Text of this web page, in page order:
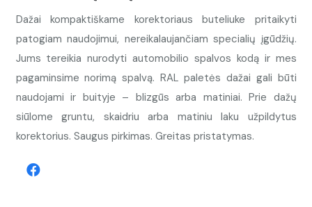
Dažai kompaktiškame korektoriaus buteliuke pritaikyti
patogiam naudojimui, nereikalaujančiam specialių įgūdžių.
Jums tereikia nurodyti automobilio spalvos kodą ir mes
pagaminsime norimą spalvą. RAL paletės dažai gali būti
naudojami ir buityje – blizgūs arba matiniai. Prie dažų
siūlome gruntu, skaidriu arba matiniu laku užpildytus
korektorius. Saugus pirkimas. Greitas pristatymas.